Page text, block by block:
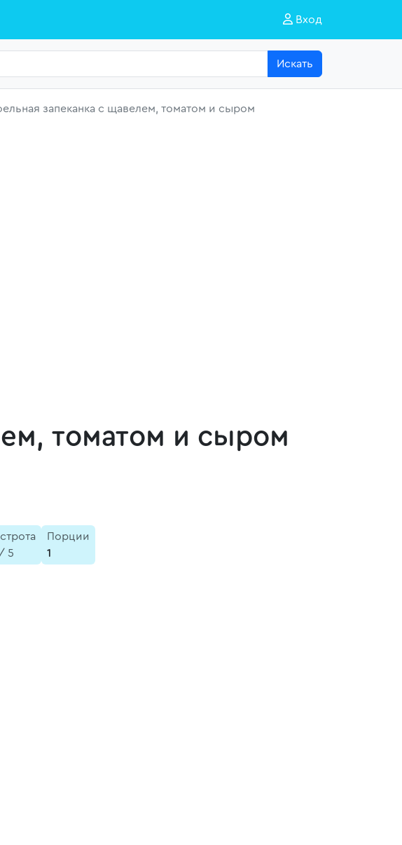
Вход
Искать
запеканка с щавелем, томатом и сыром
томатом и сыром
/ 5
Порции
1